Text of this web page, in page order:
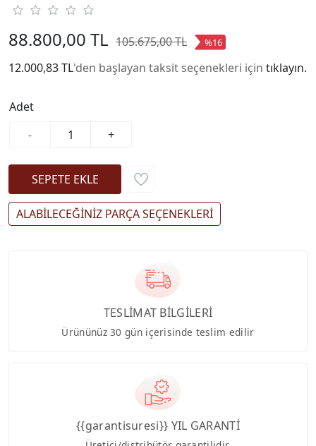
88.800,00 TL 105.675,00 TL %16
12.000,83 TL'den başlayan taksit seçenekleri için tıklayın.
Adet
-
+
ALABİLECEĞİNİZ PARÇA SEÇENEKLERİ
TESLİMAT BİLGİLERİ
Ürününüz 30 gün içerisinde teslim edilir
{{garantisuresi}} YIL GARANTİ